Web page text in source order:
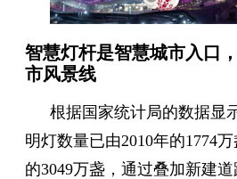
智慧灯杆是智慧城市入口 ，
市风景线
根据国家统计局的数据显
明灯数量已由2010年的1774
的3049万盏，通过叠加新建